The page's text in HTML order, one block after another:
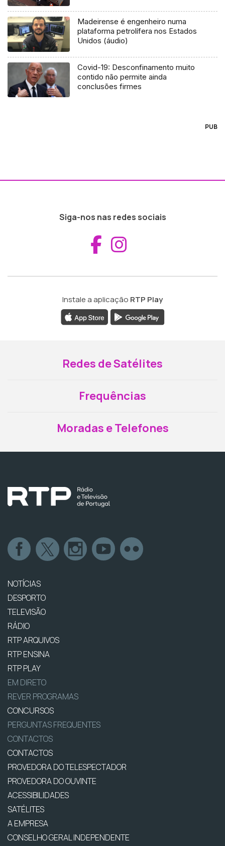
Madeirense é engenheiro numa
plataforma petrolífera nos Estados
Unidos (áudio)
Covid-19: Desconfinamento muito
contido não permite ainda
conclusões firmes
PUB
Siga-nos nas redes sociais
Aceder ao
Instale a aplicação RTP Play
Redes de Satélites
Frequências
Moradas e Telefones
NOTÍCIAS
DESPORTO
TELEVISÃO
RÁDIO
RTP ARQUIVOS
RTP ENSINA
RTP PLAY
EM DIRETO
REVER PROGRAMAS
CONCURSOS
PERGUNTAS FREQUENTES
CONTACTOS
CONTACTOS
PROVEDORA DO TELESPECTADOR
PROVEDORA DO OUVINTE
ACESSIBILIDADES
SATÉLITES
A EMPRESA
CONSELHO GERAL INDEPENDENTE